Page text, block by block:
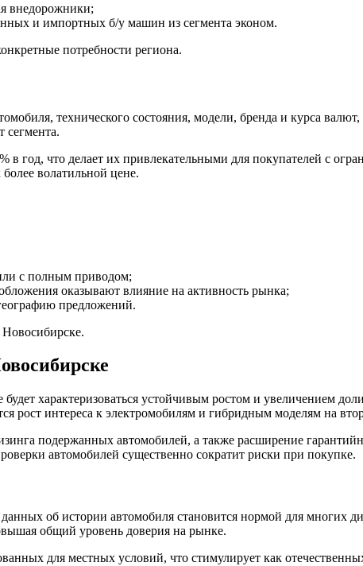
внедорожники;
и импортных б/у машин из сегмента эконом.
потребности региона.
технического состояния, модели, бренда и курса
сегмента.
год, что делает их привлекательными для покупателей с
волатильной цене.
с полным приводом;
оказывают влияние на активность рынка;
предложений.
характеризоваться устойчивым ростом и увеличением
рост интереса к электромобилям и гибридным моделям на
подержанных автомобилей, а также расширение
автомобилей существенно сократит риски при покупке.
об истории автомобиля становится нормой для многих
общий уровень доверия на рынке.
для местных условий, что стимулирует как